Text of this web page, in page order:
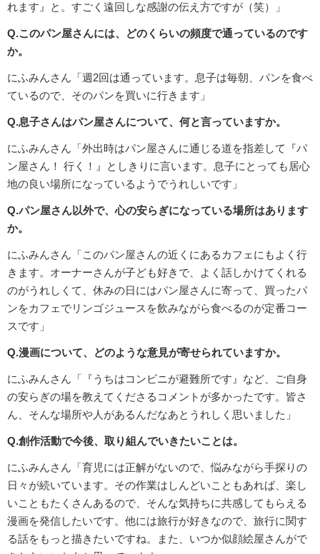
れます』と。すごく遠回しな感謝の伝え方ですが（笑）」
Q.このパン屋さんには、どのくらいの頻度で通っているのです
か。
にふみんさん「週2回は通っています。息子は毎朝、パンを食べ
ているので、そのパンを買いに行きます」
Q.息子さんはパン屋さんについて、何と言っていますか。
にふみんさん「外出時はパン屋さんに通じる道を指差して『パ
ン屋さん！ 行く！』としきりに言います。息子にとっても居心
地の良い場所になっているようでうれしいです」
Q.パン屋さん以外で、心の安らぎになっている場所はあります
か。
にふみんさん「このパン屋さんの近くにあるカフェにもよく行
きます。オーナーさんが子ども好きで、よく話しかけてくれる
のがうれしくて、休みの日にはパン屋さんに寄って、買ったパ
ンをカフェでリンゴジュースを飲みながら食べるのが定番コー
スです」
Q.漫画について、どのような意見が寄せられていますか。
にふみんさん「『うちはコンビニが避難所です』など、ご自身
の安らぎの場を教えてくださるコメントが多かったです。皆さ
ん、そんな場所や人があるんだなあとうれしく思いました」
Q.創作活動で今後、取り組んでいきたいことは。
にふみんさん「育児には正解がないので、悩みながら手探りの
日々が続いています。その作業はしんどいこともあれば、楽し
いこともたくさんあるので、そんな気持ちに共感してもらえる
漫画を発信したいです。他には旅行が好きなので、旅行に関す
る話をもっと描きたいですね。また、いつか似顔絵屋さんがで